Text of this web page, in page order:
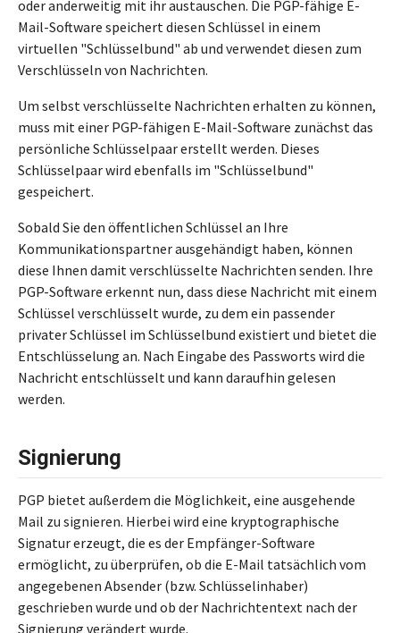
oder anderweitig mit ihr austauschen. Die PGP-fähige E-
Mail-Software speichert diesen Schlüssel in einem
virtuellen "Schlüsselbund" ab und verwendet diesen zum
Verschlüsseln von Nachrichten.
Um selbst verschlüsselte Nachrichten erhalten zu können,
muss mit einer PGP-fähigen E-Mail-Software zunächst das
persönliche Schlüsselpaar erstellt werden. Dieses
Schlüsselpaar wird ebenfalls im "Schlüsselbund"
gespeichert.
Sobald Sie den öffentlichen Schlüssel an Ihre
Kommunikationspartner ausgehändigt haben, können
diese Ihnen damit verschlüsselte Nachrichten senden. Ihre
PGP-Software erkennt nun, dass diese Nachricht mit einem
Schlüssel verschlüsselt wurde, zu dem ein passender
privater Schlüssel im Schlüsselbund existiert und bietet die
Entschlüsselung an. Nach Eingabe des Passworts wird die
Nachricht entschlüsselt und kann daraufhin gelesen
werden.
Signierung
PGP bietet außerdem die Möglichkeit, eine ausgehende
Mail zu signieren. Hierbei wird eine kryptographische
Signatur erzeugt, die es der Empfänger-Software
ermöglicht, zu überprüfen, ob die E-Mail tatsächlich vom
angegebenen Absender (bzw. Schlüsselinhaber)
geschrieben wurde und ob der Nachrichtentext nach der
Signierung verändert wurde.